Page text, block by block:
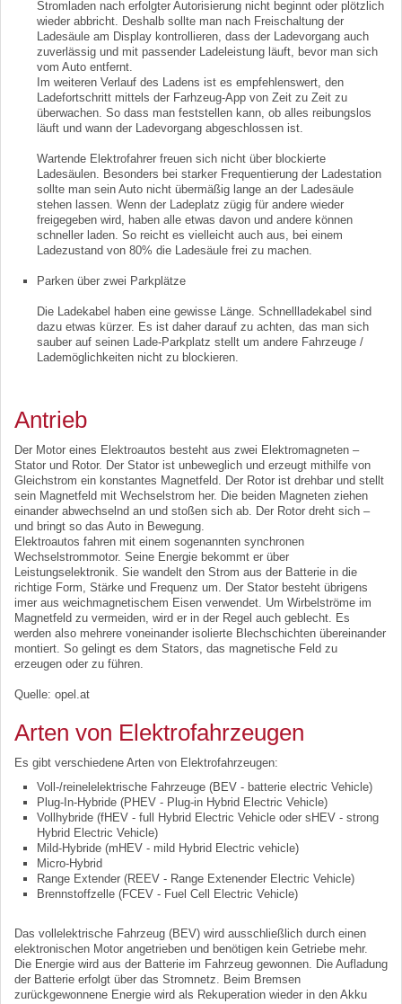
Stromladen nach erfolgter Autorisierung nicht beginnt oder plötzlich
wieder abbricht. Deshalb sollte man nach Freischaltung der
Ladesäule am Display kontrollieren, dass der Ladevorgang auch
zuverlässig und mit passender Ladeleistung läuft, bevor man sich
vom Auto entfernt.
Im weiteren Verlauf des Ladens ist es empfehlenswert, den
Ladefortschritt mittels der Farhzeug-App von Zeit zu Zeit zu
überwachen. So dass man feststellen kann, ob alles reibungslos
läuft und wann der Ladevorgang abgeschlossen ist.
Wartende Elektrofahrer freuen sich nicht über blockierte
Ladesäulen. Besonders bei starker Frequentierung der Ladestation
sollte man sein Auto nicht übermäßig lange an der Ladesäule
stehen lassen. Wenn der Ladeplatz zügig für andere wieder
freigegeben wird, haben alle etwas davon und andere können
schneller laden. So reicht es vielleicht auch aus, bei einem
Ladezustand von 80% die Ladesäule frei zu machen.
Parken über zwei Parkplätze
Die Ladekabel haben eine gewisse Länge. Schnellladekabel sind
dazu etwas kürzer. Es ist daher darauf zu achten, das man sich
sauber auf seinen Lade-Parkplatz stellt um andere Fahrzeuge /
Lademöglichkeiten nicht zu blockieren.
Antrieb
Der Motor eines Elektroautos besteht aus zwei Elektromagneten –
Stator und Rotor. Der Stator ist unbeweglich und erzeugt mithilfe von
Gleichstrom ein konstantes Magnetfeld. Der Rotor ist drehbar und stellt
sein Magnetfeld mit Wechselstrom her. Die beiden Magneten ziehen
einander abwechselnd an und stoßen sich ab. Der Rotor dreht sich –
und bringt so das Auto in Bewegung.
Elektroautos fahren mit einem sogenannten synchronen
Wechselstrommotor. Seine Energie bekommt er über
Leistungselektronik. Sie wandelt den Strom aus der Batterie in die
richtige Form, Stärke und Frequenz um. Der Stator besteht übrigens
imer aus weichmagnetischem Eisen verwendet. Um Wirbelströme im
Magnetfeld zu vermeiden, wird er in der Regel auch geblecht. Es
werden also mehrere voneinander isolierte Blechschichten übereinander
montiert. So gelingt es dem Stators, das magnetische Feld zu
erzeugen oder zu führen.
Quelle: opel.at
Arten von Elektrofahrzeugen
Es gibt verschiedene Arten von Elektrofahrzeugen:
Voll-/reinelelektrische Fahrzeuge (BEV - batterie electric Vehicle)
Plug-In-Hybride (PHEV - Plug-in Hybrid Electric Vehicle)
Vollhybride (fHEV - full Hybrid Electric Vehicle oder sHEV - strong
Hybrid Electric Vehicle)
Mild-Hybride (mHEV - mild Hybrid Electric vehicle)
Micro-Hybrid
Range Extender (REEV - Range Extenender Electric Vehicle)
Brennstoffzelle (FCEV - Fuel Cell Electric Vehicle)
Das vollelektrische Fahrzeug (BEV) wird ausschließlich durch einen
elektronischen Motor angetrieben und benötigen kein Getriebe mehr.
Die Energie wird aus der Batterie im Fahrzeug gewonnen. Die Aufladung
der Batterie erfolgt über das Stromnetz. Beim Bremsen
zurückgewonnene Energie wird als Rekuperation wieder in den Akku